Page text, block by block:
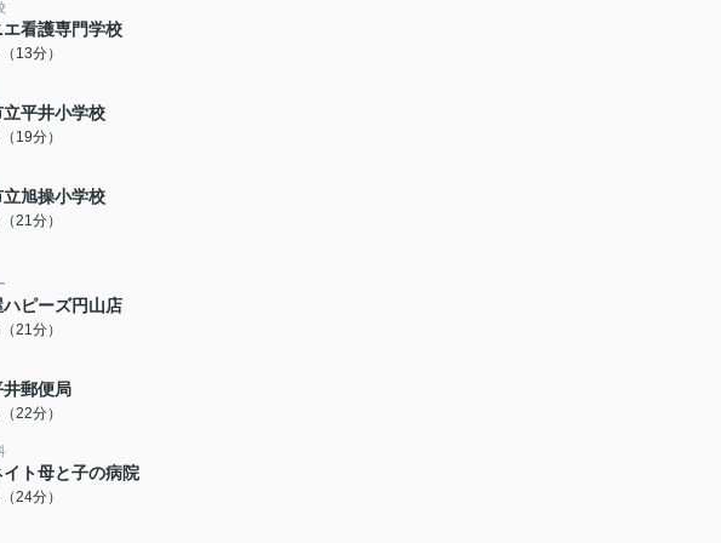
エ看護専門学校
13分）
立平井小学校
19分）
立旭操小学校
21分）
ハピーズ円山店
21分）
井郵便局
22分）
ト母と子の病院
24分）